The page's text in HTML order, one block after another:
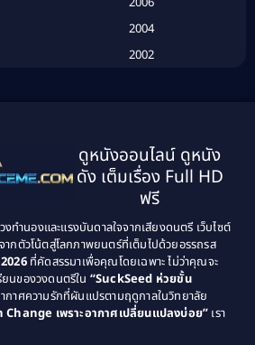
(134)
หนังคลาสสิก(21)
หนังคลาสสิก(25)
Comedy ตลก(46)
ตลก(515)
2004
2002
1994
1992
1988
1986
1984
1982
ดูหนังออนไลน์ ดูหนัง
ดัง เต็มเรื่อง Full HD
ฟรี
ำนองและแรงบันดาลใจจากเสียงดนตรี เว็บไซต์
ากตัวโน้ตสู่โลกภาพยนตร์ที่เต็มไปด้วยอรรถรส
ที่คัดสรรมาเพื่อคุณโดยเฉพาะ ไม่ว่าคุณจะ
นของวงดนตรีใน “SuckSeed ห่วยขั้น
าศความรักที่ผันแปรตามฤดูกาลในวิทยาลัย
Change เพราะอากาศเปลี่ยนแปลงบ่อย” เรา